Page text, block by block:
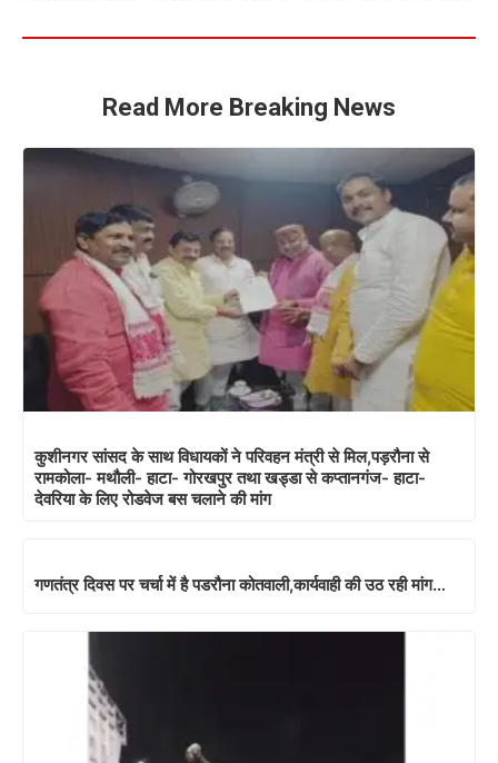
Read More Breaking News
कुशीनगर सांसद के साथ विधायकों ने परिवहन मंत्री से मिल,पड़रौना से
रामकोला- मथौली- हाटा- गोरखपुर तथा खड्डा से कप्तानगंज- हाटा-
देवरिया के लिए रोडवेज बस चलाने की मांग
गणतंत्र दिवस पर चर्चा में है पडरौना कोतवाली,कार्यवाही की उठ रही मांग…